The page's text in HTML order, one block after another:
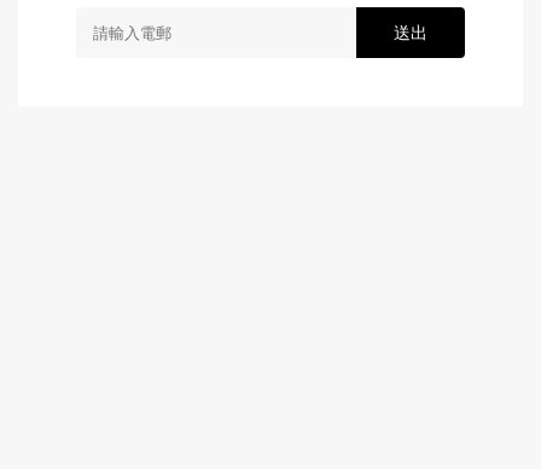
送出